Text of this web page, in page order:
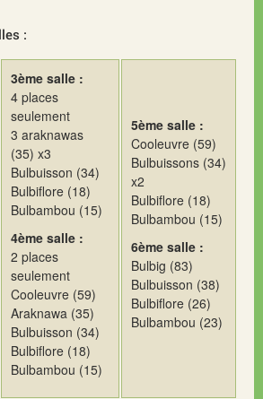
:
3ème salle :
4 places
seulement
3 araknawas
(35) x3
Bulbuisson (34)
Bulbiflore (18)
Bulbambou (15)
4ème salle :
2 places
seulement
Cooleuvre (59)
Araknawa (35)
Bulbuisson (34)
Bulbiflore (18)
Bulbambou (15)
5ème salle :
Cooleuvre (59)
Bulbuissons (34)
x2
Bulbiflore (18)
Bulbambou (15)
6ème salle :
Bulbig (83)
Bulbuisson (38)
Bulbiflore (26)
Bulbambou (23)